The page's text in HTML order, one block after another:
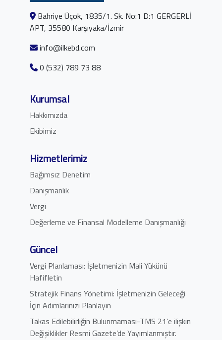
Bahriye Üçok, 1835/1. Sk. No:1 D:1 GERGERLİ
APT, 35580 Karşıyaka/İzmir
info@ilkebd.com
0 (532) 789 73 88
Kurumsal
Hakkımızda
Ekibimiz
Hizmetlerimiz
Bağımsız Denetim
Danışmanlık
Vergi
Değerleme ve Finansal Modelleme Danışmanlığı
Güncel
Vergi Planlaması: İşletmenizin Mali Yükünü
Hafifletin
Stratejik Finans Yönetimi: İşletmenizin Geleceği
İçin Adımlarınızı Planlayın
Takas Edilebilirliğin Bulunmaması-TMS 21’e ilişkin
Değişiklikler Resmi Gazete’de Yayımlanmıştır.